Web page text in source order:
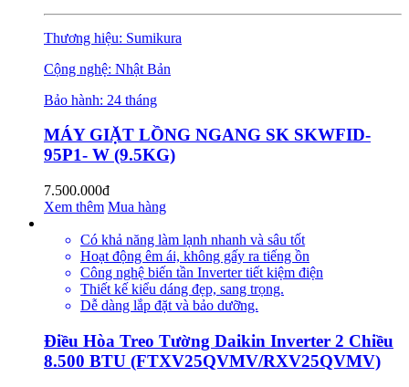
Thương hiệu: Sumikura
Cộng nghệ: Nhật Bản
Bảo hành: 24 tháng
MÁY GIẶT LỒNG NGANG SK SKWFID-
95P1- W (9.5KG)
7.500.000đ
Xem thêm Mua hàng
Có khả năng làm lạnh nhanh và sâu tốt
Hoạt động êm ái, không gấy ra tiếng ồn
Công nghệ biến tần Inverter tiết kiệm điện
Thiết kế kiểu dáng đẹp, sang trọng.
Dễ dàng lắp đặt và bảo dưỡng.
Điều Hòa Treo Tường Daikin Inverter 2 Chiều
8.500 BTU (FTXV25QVMV/RXV25QVMV)